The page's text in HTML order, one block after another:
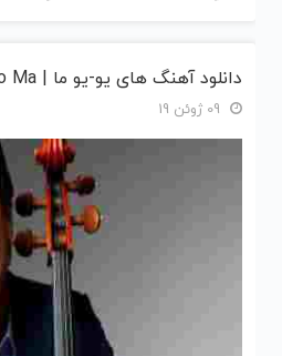
دانلود آهنگ های یو-یو ما | Yo-Yo Ma